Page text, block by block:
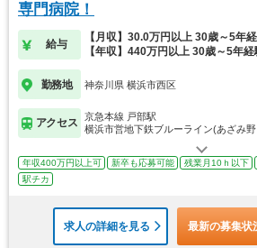
専門病院！
給与
【月収】30.0万円以上 30歳～5年
【年収】440万円以上 30歳～5年
勤務地 神奈川県 横浜市西区
アクセス
京急本線 戸部駅
横浜市営地下鉄ブルーライン(あざみ
年収400万円以上可 新卒も応募可能 残業月10ｈ以下
駅チカ
求人の詳細を見る 最新の募集状